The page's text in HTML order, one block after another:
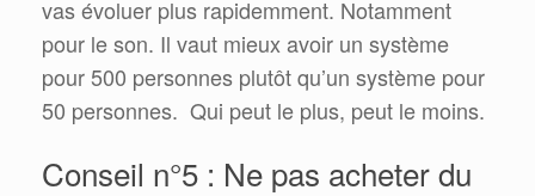
vas évoluer plus rapidemment. Notamment
pour le son. Il vaut mieux avoir un système
pour 500 personnes plutôt qu’un système pour
50 personnes. Qui peut le plus, peut le moins.
Conseil n°5 : Ne pas acheter du